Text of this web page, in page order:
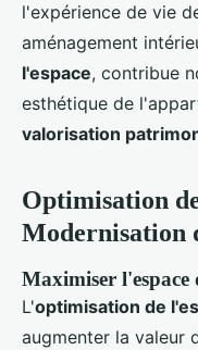
l'expérience de vie
aménagement
l'espace, contribue
esthétique de
valorisation
Optimisation
Modernisation
Maximiser l'espace
L'optimisation de
augmenter la valeur